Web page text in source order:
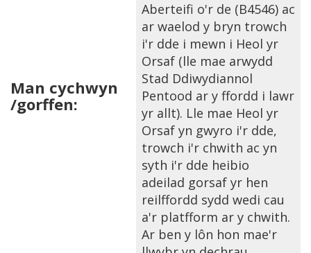
Man cychwyn
/gorffen:
Aberteifi o'r de (B4546) ac
ar waelod y bryn trowch
i'r dde i mewn i Heol yr
Orsaf (lle mae arwydd
Stad Ddiwydiannol
Pentood ar y ffordd i lawr
yr allt). Lle mae Heol yr
Orsaf yn gwyro i'r dde,
trowch i'r chwith ac yn
syth i'r dde heibio
adeilad gorsaf yr hen
reilffordd sydd wedi cau
a'r platfform ar y chwith.
Ar ben y lôn hon mae'r